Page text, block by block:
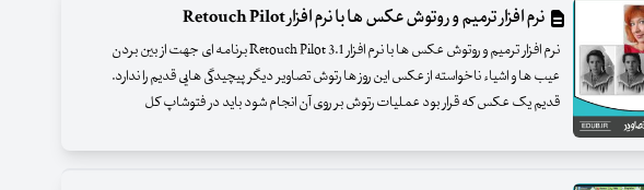
نرم افزار ترمیم و روتوش عکس ها با نرم افزار Retouch Pilot
نرم افزار ترمیم و روتوش عکس ها با نرم افزار Retouch Pilot 3.1 برنامه ای جهت از بین بردن
عیب ها و اشیاء ناخواسته از عکس این روز ها رتوش تصاویر دیگر پیچیدگی هایی قدیم را ندارد.
قدیم یک عکس که قرار بود عملیات رتوش بر روی آن انجام شود باید در فتوشاپ کل